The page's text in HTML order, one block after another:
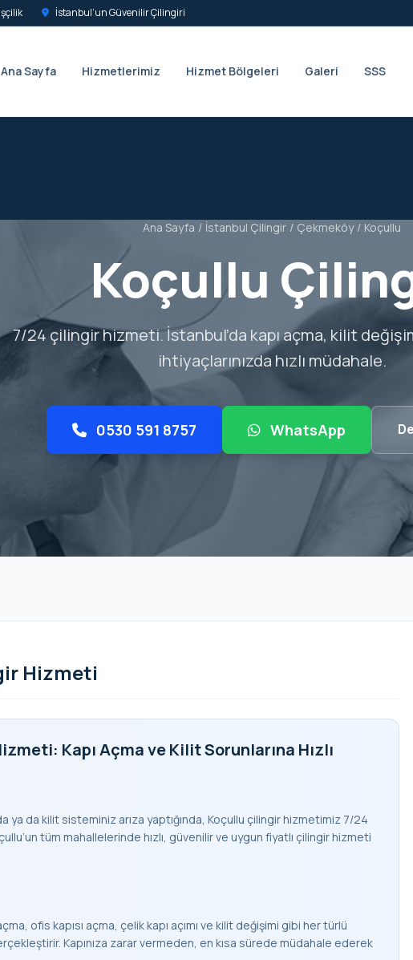
İstanbul’un Güvenilir Çilingiri
Ana Sayfa Hizmetlerimiz Hizmet Bölgeleri Galeri SSS
Ana Sayfa / İstanbul Çilingir / Çekmeköy / Koçullu
Koçullu
7/24 çilingir hizmeti. İstanbul’da kapı açma, kilit
ihtiyaçlarınızda hızlı müdahale.
0530 591 8757 WhatsApp
Hizmeti
Kapı Açma ve Kilit Sorunlarına Hızlı
ya da kilit sisteminiz arıza yaptığında, Koçullu çilingir hizmetimiz 7/24
tüm mahallelerinde hızlı, güvenilir ve uygun fiyatlı çilingir hizmeti
ofis kapısı açma, çelik kapı açımı ve kilit değişimi gibi her türlü
Kapınıza zarar vermeden, en kısa sürede müdahale ederek